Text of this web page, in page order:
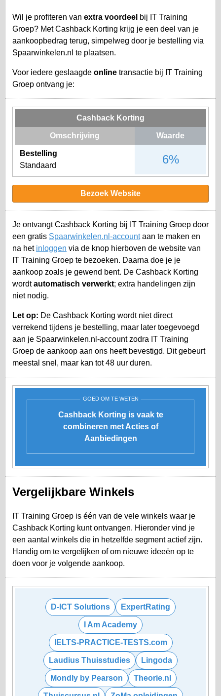
Wil je profiteren van extra voordeel bij IT Training
Groep? Met Cashback Korting krijg je een deel van je
aankoopbedrag terug, simpelweg door je bestelling via
Spaarwinkelen.nl te plaatsen.
Voor iedere geslaagde online transactie bij IT Training
Groep ontvang je:
Cashback Korting
Omschrijving Waarde
Bestelling
Standaard
6%
Bezoek Website
Je ontvangt Cashback Korting bij IT Training Groep door
een gratis Spaarwinkelen.nl-accountaan te maken en
na het inloggen via de knop hierboven de website van
IT Training Groep te bezoeken. Daarna doe je je
aankoop zoals je gewend bent. De Cashback Korting
wordtautomatisch verwerkt; extra handelingen zijn
niet nodig.
Let op: De Cashback Korting wordt niet direct
verrekend tijdens je bestelling, maar later toegevoegd
aan je Spaarwinkelen.nl-accountzodra IT Training
Groep de aankoop aan ons heeft bevestigd. Dit gebeurt
meestal snel, maar kan tot 48 uur duren.
GOED OM TE WETEN
Cashback Korting is vaak te
combineren met Acties of
Aanbiedingen
Vergelijkbare Winkels
IT Training Groep is één van de vele winkels waar je
Cashback Korting kunt ontvangen. Hieronder vind je
een aantal winkels die in hetzelfde segment actief zijn.
Handig om te vergelijken of om nieuwe ideeën op te
doen voor je volgende aankoop.
D-ICT Solutions ExpertRating
I Am Academy
IELTS-PRACTICE-TESTS.com
Laudius Thuisstudies Lingoda
Mondly by Pearson Theorie.nl